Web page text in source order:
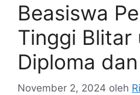
Beasiswa
Tinggi Blitar
Diploma
November 2, 2024 oleh